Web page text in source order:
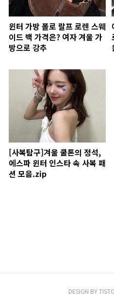
윈터 가방 폴로 랄프 로렌 스웨
이드 백 가격은? 여자 겨울 가
방으로 강추
[사복탐구]겨울 쿨톤의 정석,
에스파 윈터 인스타 속 사복 패
션 모음.zip
DESIGN BY